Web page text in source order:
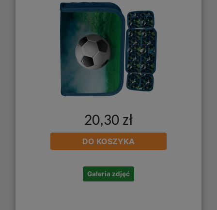
20,30 zł
DO KOSZYKA
Galeria zdjęć